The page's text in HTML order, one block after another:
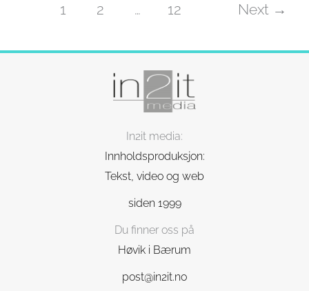
1 2 … 12 Next →
In2it media:
Innholdsproduksjon:
Tekst, video og web
siden 1999
Du finner oss på
Høvik i Bærum
post@in2it.no